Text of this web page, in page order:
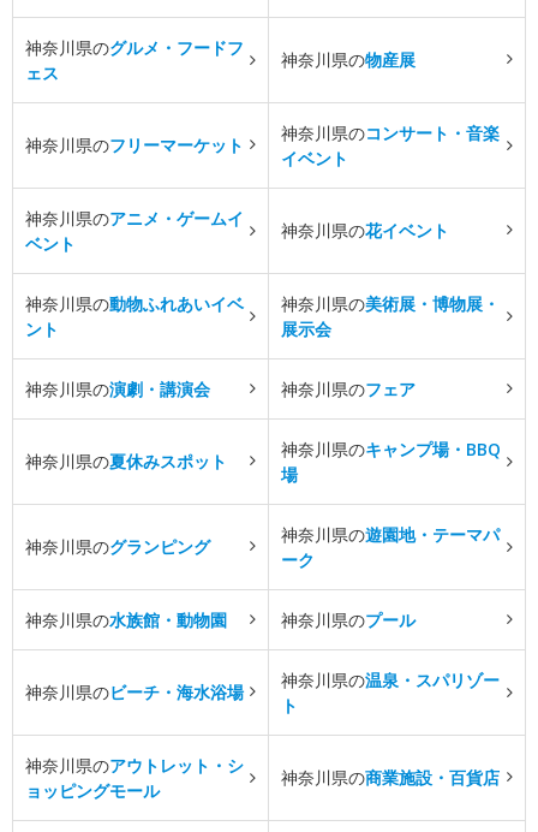
神奈川県のグルメ・フードフ
ェス
神奈川県の物産展
神奈川県のフリーマーケット
神奈川県のコンサート・音楽
イベント
神奈川県のアニメ・ゲームイ
ベント
神奈川県の花イベント
神奈川県の動物ふれあいイベ
ント
神奈川県の美術展・博物展・
展示会
神奈川県の演劇・講演会 神奈川県のフェア
神奈川県の夏休みスポット
神奈川県のキャンプ場・BBQ
場
神奈川県のグランピング
神奈川県の遊園地・テーマパ
ーク
神奈川県の水族館・動物園 神奈川県のプール
神奈川県のビーチ・海水浴場
神奈川県の温泉・スパリゾー
ト
神奈川県のアウトレット・シ
ョッピングモール
神奈川県の商業施設・百貨店